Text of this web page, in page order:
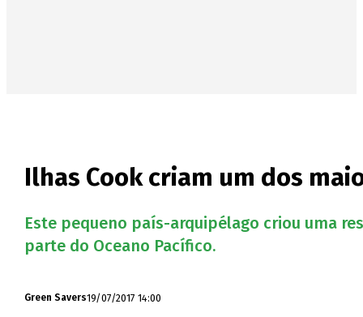
Ilhas Cook criam um dos
Este pequeno país-arquipélago criou uma
parte do Oceano Pacífico.
Green Savers19/07/2017 14:00